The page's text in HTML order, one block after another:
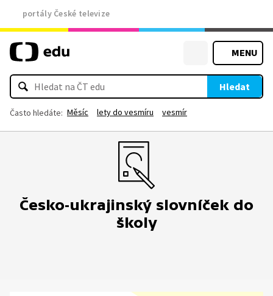
portály České televize
MENU
Hledat
Často hledáte: Měsíc lety do vesmíru vesmír
Česko-ukrajinský slovníček do
školy